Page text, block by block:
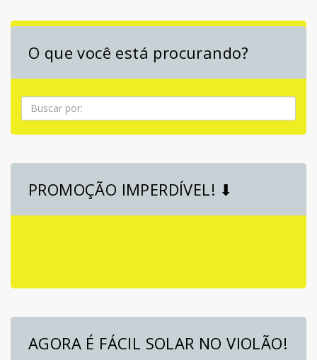
O que você está procurando?
Pesquisa
PROMOÇÃO IMPERDÍVEL! ⬇
AGORA É FÁCIL SOLAR NO VIOLÃO!